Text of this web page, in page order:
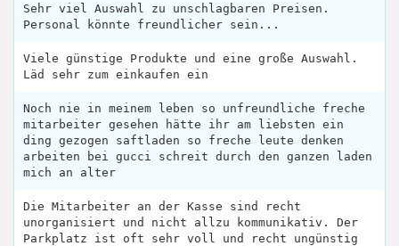
Sehr viel Auswahl zu unschlagbaren Preisen.
Personal könnte freundlicher sein...
Viele günstige Produkte und eine große Auswahl.
Läd sehr zum einkaufen ein
Noch nie in meinem leben so unfreundliche freche
mitarbeiter gesehen hätte ihr am liebsten ein
ding gezogen saftladen so freche leute denken
arbeiten bei gucci schreit durch den ganzen laden
mich an alter
Die Mitarbeiter an der Kasse sind recht
unorganisiert und nicht allzu kommunikativ. Der
Parkplatz ist oft sehr voll und recht ungünstig